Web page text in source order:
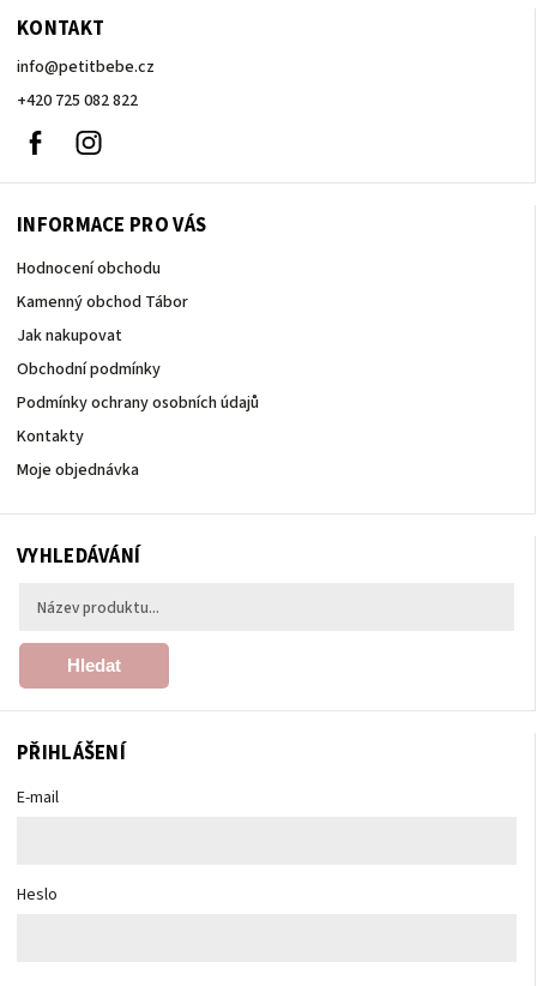
KONTAKT
info@petitbebe.cz
+420 725 082 822
Facebook
INFORMACE PRO VÁS
Hodnocení obchodu
Kamenný obchod Tábor
Jak nakupovat
Obchodní podmínky
Podmínky ochrany osobních údajů
Kontakty
Moje objednávka
VYHLEDÁVÁNÍ
Hledat
PŘIHLÁŠENÍ
E-mail
Heslo